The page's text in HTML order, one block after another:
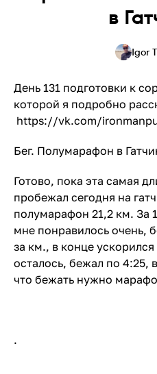
в
Igor
День 131 подготовки к
которой я подробно
https://vk.com/
Бег. Полумарафон в
Готово, пока эта самая
пробежал сегодня на
полумарафон 21,2 км. За
мне понравилось очень,
за км., в конце
осталось, бежал по 4:25,
что бежать нужно
.